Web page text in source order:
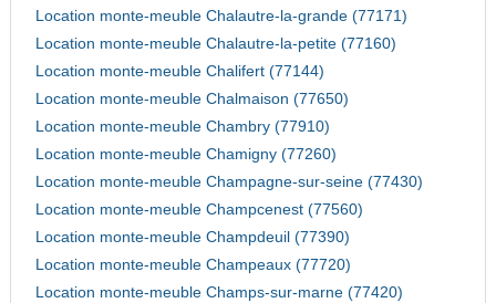
Location monte-meuble Chalautre-la-grande (77171)
Location monte-meuble Chalautre-la-petite (77160)
Location monte-meuble Chalifert (77144)
Location monte-meuble Chalmaison (77650)
Location monte-meuble Chambry (77910)
Location monte-meuble Chamigny (77260)
Location monte-meuble Champagne-sur-seine (77430)
Location monte-meuble Champcenest (77560)
Location monte-meuble Champdeuil (77390)
Location monte-meuble Champeaux (77720)
Location monte-meuble Champs-sur-marne (77420)